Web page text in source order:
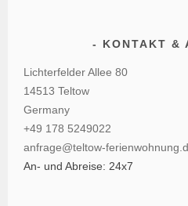
KONTAKT &
Lichterfelder Allee 80
14513 Teltow
Germany
+49 178 5249022
anfrage@teltow-
An- und Abreise: 24x7